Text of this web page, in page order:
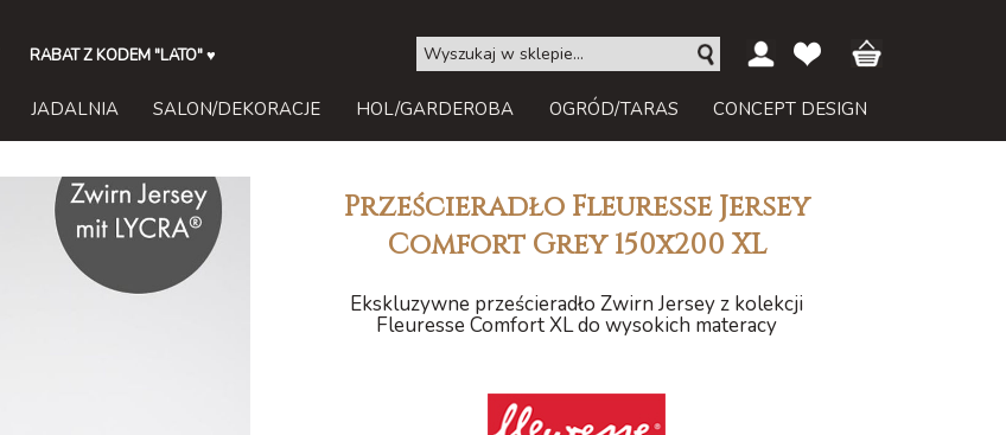
RABAT Z KODEM "LATO"♥
JADALNIA SALON/DEKORACJE HOL/GARDEROBA OGRÓD/TARAS CONCEPT DESIGN
Prześcieradło Fleuresse Jersey
Comfort Grey 150x200 XL
Ekskluzywne prześcieradło Zwirn Jersey z kolekcji
Fleuresse Comfort XL do wysokich materacy